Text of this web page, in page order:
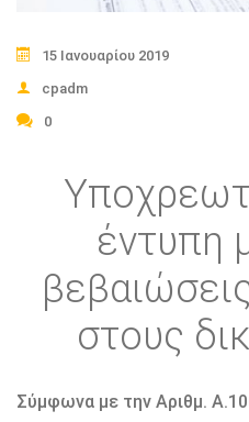
15 Ιανουαρίου 2019
cpadm
0
έντυπη
στους
Σύμφωνα με την Αριθμ.